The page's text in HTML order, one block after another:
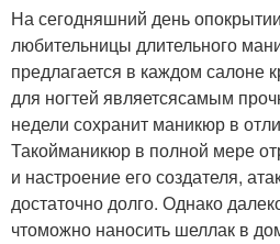
На сегодняшний день
любительницы длительного
предлагается в каждом салоне
для ногтей являетсясамым
недели сохранит маникюр в
Такойманикюр в полной мере
и настроение его создателя,
достаточно долго. Однако
чтоможно наносить шеллак в